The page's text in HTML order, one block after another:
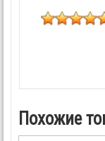
Похожие